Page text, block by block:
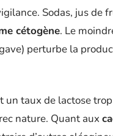
Sodas, jus de
cétogène. Le
perturbe la
un taux de lactose
nature. Quant aux